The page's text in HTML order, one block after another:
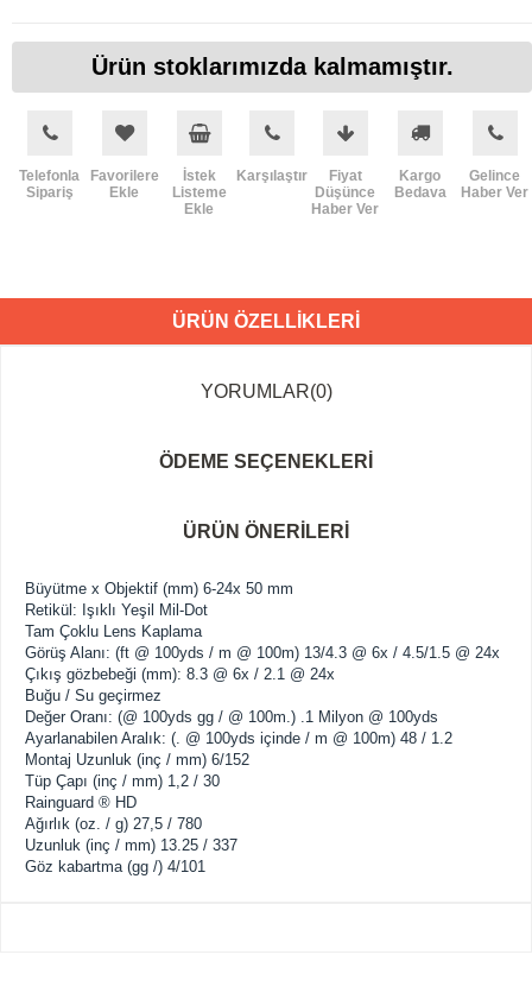
Ürün stoklarımızda kalmamıştır.
Telefonla
Sipariş
Favorilere
Ekle
İstek
Listeme
Ekle
Karşılaştır
Fiyat
Düşünce
Haber Ver
Kargo
Bedava
Gelince
Haber Ver
ÜRÜN ÖZELLIKLERI
YORUMLAR(0)
ÖDEME SEÇENEKLERI
ÜRÜN ÖNERILERI
Büyütme x Objektif (mm) 6-24x 50 mm
Retikül : I şıklı Yeşil Mil -Dot
Tam Çoklu Lens Kaplama
Görüş Alanı: (ft @ 100yds / m @ 100m) 13/4.3 @ 6x / 4.5/1.5 @ 24x
Çıkış gözbebeği (mm): 8.3 @ 6x / 2.1 @ 24x
Buğu / Su geçirmez
Değer Oranı: (@ 100yds gg / @ 100m.) .1 Milyon @ 100yds
Ayarlanabilen Aralık: (. @ 100yds içinde / m @ 100m) 48 / 1.2
Montaj Uzunluk (inç / mm) 6/152
Tüp Çapı (inç / mm) 1,2 / 30
Rainguard ® HD
Ağırlık (oz. / g) 27,5 / 780
Uzunluk (inç / mm) 13.25 / 337
Göz kabartma (gg /) 4/101